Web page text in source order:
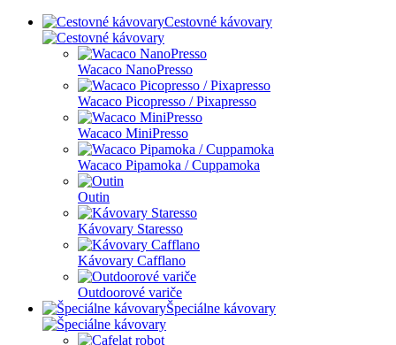
Cestovné kávovary
Wacaco NanoPresso
Wacaco Picopresso / Pixapresso
Wacaco MiniPresso
Wacaco Pipamoka / Cuppamoka
Outin
Kávovary Staresso
Kávovary Cafflano
Outdoorové variče
Špeciálne kávovary